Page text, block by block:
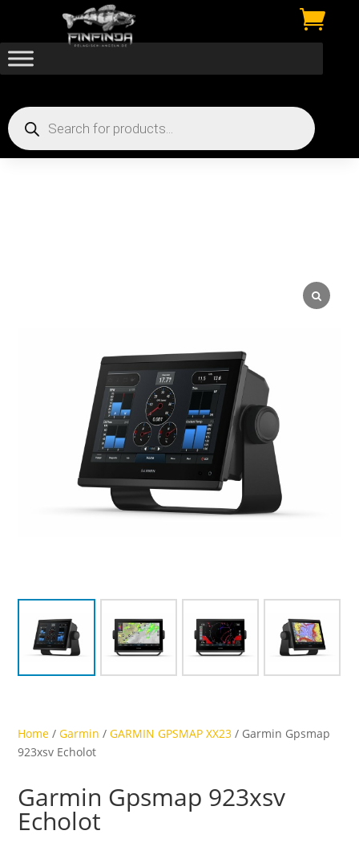

Products
search
Home /Garmin /GARMIN GPSMAP XX23 / Garmin Gpsmap
923xsv Echolot
Garmin Gpsmap 923xsv
Echolot